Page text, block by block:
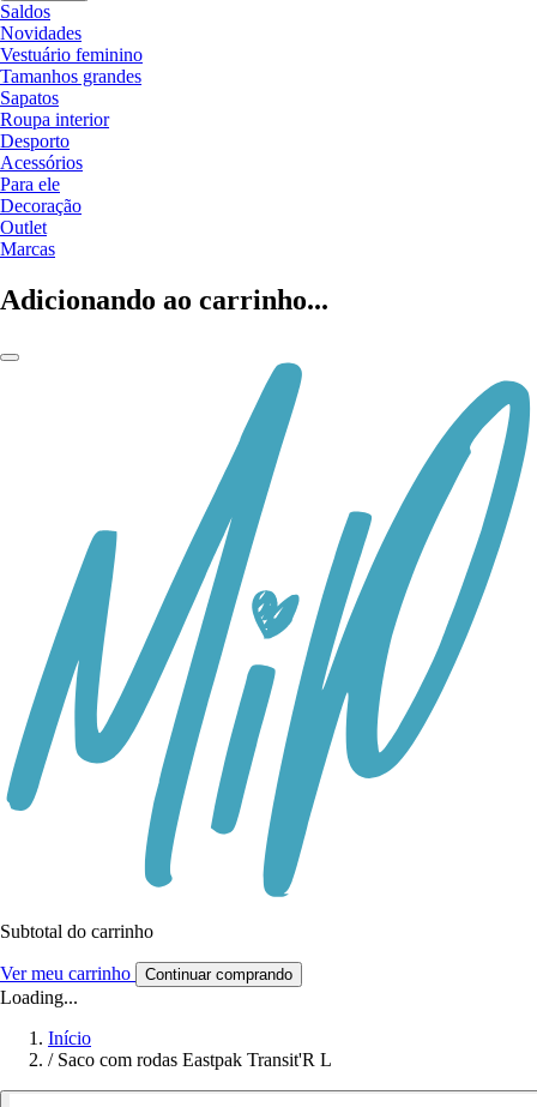
Saldos
Novidades
Vestuário feminino
Tamanhos grandes
Sapatos
Roupa interior
Desporto
Acessórios
Para ele
Decoração
Outlet
Marcas
Adicionando ao carrinho...
Subtotal do carrinho
Ver meu carrinho Continuar comprando
Loading...
Início
/ Saco com rodas Eastpak Transit'R L